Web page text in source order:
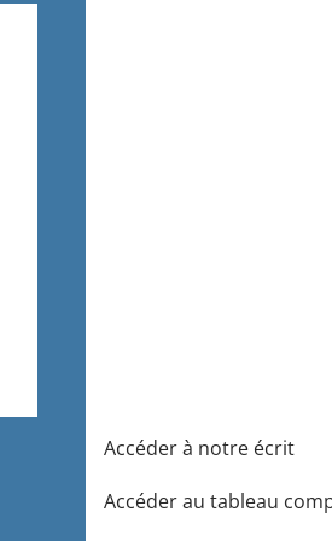
Accéder à notre écrit
Accéder au tableau